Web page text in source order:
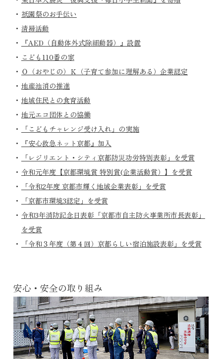
祇園祭のお手伝い
清掃活動
『AED（自動体外式除細動器）』設置
こども110番の家
Ｏ（おやじの）Ｋ（子育て参加に理解ある）企業認定
地産池消の推進
地域住民との食育活動
地元エコ団体との協働
「こどもチャレンジ受け入れ」の実施
『安心救急ネット京都』加入
「レジリエント・シティ京都防災功労特別表彰」を受賞
令和元年度【京都環境賞 特別賞(企業活動賞）】を受賞
「令和2年度 京都市輝く地域企業表彰」を受賞
「京都市環境3認定」を受賞
令和3年消防記念日表彰「京都市自主防火事業所市長表彰」
を受賞
「令和３年度（第４回）京都らしい宿泊施設表彰」を受賞
安心・安全の取り組み